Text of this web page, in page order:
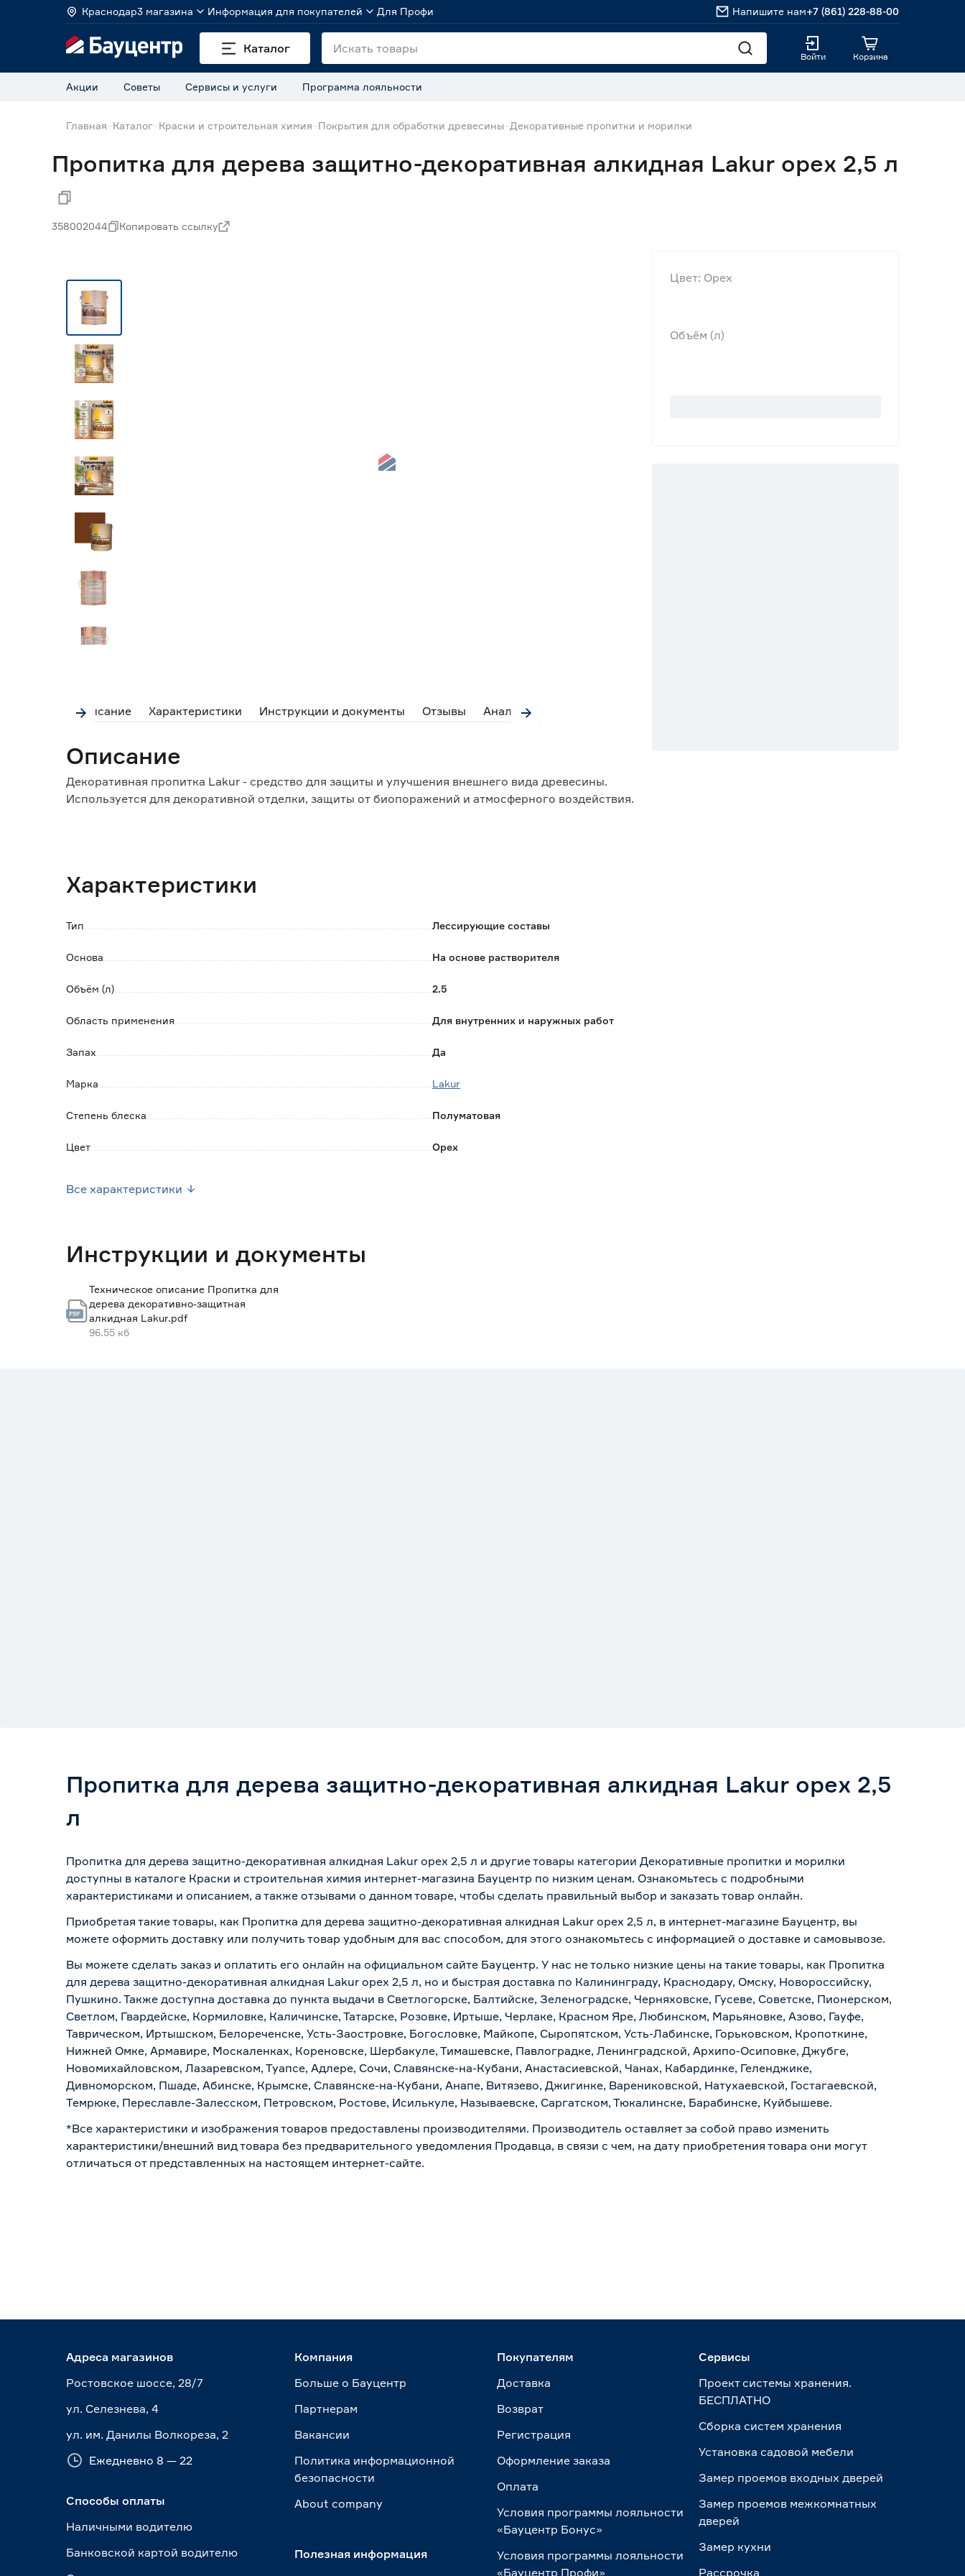
Краснодар3 магазина Информация для покупателей Для Профи Напишите нам+7 (861) 228-88-00
Каталог
Войти Корзина
Акции Советы Сервисы и услуги Программа лояльности
Главная Каталог Краски и строительная химия Покрытия для обработки древесины Декоративные пропитки и морилки
Пропитка для дерева защитно-декоративная алкидная Lakur орех 2,5 л
358002044 Копировать ссылку
Описание Характеристики Инструкции и документы Отзывы Аналоги
Описание
Декоративная пропитка Lakur - средство для защиты и улучшения внешнего вида древесины.
Используется для декоративной отделки, защиты от биопоражений и атмосферного воздействия.
- не образует видимой пленки на поверхности;
- паропроницаемая.
Характеристики
Тип Лессирующие составы
Основа На основе растворителя
Объём (л) 2.5
Область применения Для внутренних и наружных работ
Запах Да
Марка Lakur
Степень блеска Полуматовая
Цвет Орех
Все характеристики
Инструкции и документы
Техническое описание Пропитка для
дерева декоративно-защитная
алкидная Lakur.pdf
96.55 кб
Цвет: Орех
Объём (л)
Пропитка для дерева защитно-декоративная алкидная Lakur орех 2,5
л
Пропитка для дерева защитно-декоративная алкидная Lakur орех 2,5 л и другие товары категории Декоративные пропитки и морилки
доступны в каталоге Краски и строительная химия интернет-магазина Бауцентр по низким ценам. Ознакомьтесь с подробными
характеристиками и описанием, а также отзывами о данном товаре, чтобы сделать правильный выбор и заказать товар онлайн.
Приобретая такие товары, как Пропитка для дерева защитно-декоративная алкидная Lakur орех 2,5 л, в интернет-магазине Бауцентр, вы
можете оформить доставку или получить товар удобным для вас способом, для этого ознакомьтесь с информацией о доставке и самовывозе.
Вы можете сделать заказ и оплатить его онлайн на официальном сайте Бауцентр. У нас не только низкие цены на такие товары, как Пропитка
для дерева защитно-декоративная алкидная Lakur орех 2,5 л, но и быстрая доставка по Калининграду, Краснодару, Омску, Новороссийску,
Пушкино. Также доступна доставка до пункта выдачи в Светлогорске, Балтийске, Зеленоградске, Черняховске, Гусеве, Советске, Пионерском,
Светлом, Гвардейске, Кормиловке, Каличинске, Татарске, Розовке, Иртыше, Черлаке, Красном Яре, Любинском, Марьяновке, Азово, Гауфе,
Таврическом, Иртышском, Белореченске, Усть-Заостровке, Богословке, Майкопе, Сыропятском, Усть-Лабинске, Горьковском, Кропоткине,
Нижней Омке, Армавире, Москаленках, Кореновске, Шербакуле, Тимашевске, Павлоградке, Ленинградской, Архипо-Осиповке, Джубге,
Новомихайловском, Лазаревском, Туапсе, Адлере, Сочи, Славянске-на-Кубани, Анастасиевской, Чанах, Кабардинке, Геленджике,
Дивноморском, Пшаде, Абинске, Крымске, Славянске-на-Кубани, Анапе, Витязево, Джигинке, Варениковской, Натухаевской, Гостагаевской,
Темрюке, Переславле-Залесском, Петровском, Ростове, Исилькуле, Называевске, Саргатском, Тюкалинске, Барабинске, Куйбышеве.
*Все характеристики и изображения товаров предоставлены производителями. Производитель оставляет за собой право изменить
характеристики/внешний вид товара без предварительного уведомления Продавца, в связи с чем, на дату приобретения товара они могут
отличаться от представленных на настоящем интернет-сайте.
Адреса магазинов
Ростовское шоссе, 28/7
ул. Селезнева, 4
ул. им. Данилы Волкореза, 2
Ежедневно 8 — 22
Способы оплаты
Наличными водителю
Банковской картой водителю
Компания
Больше о Бауцентр
Партнерам
Вакансии
Политика информационной
безопасности
About сompany
Полезная информация
Покупателям
Доставка
Возврат
Регистрация
Оформление заказа
Оплата
Условия программы лояльности
«Бауцентр Бонус»
Условия программы лояльности
«Бауцентр Профи»
Сервисы
Проект системы хранения.
БЕСПЛАТНО
Сборка систем хранения
Установка садовой мебели
Замер проемов входных дверей
Замер проемов межкомнатных
дверей
Замер кухни
Рассрочка